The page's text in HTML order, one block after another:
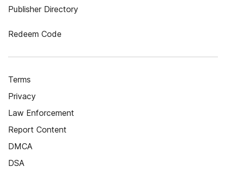
Publisher Directory
Redeem Code
Terms
Privacy
Law Enforcement
Report Content
DMCA
DSA